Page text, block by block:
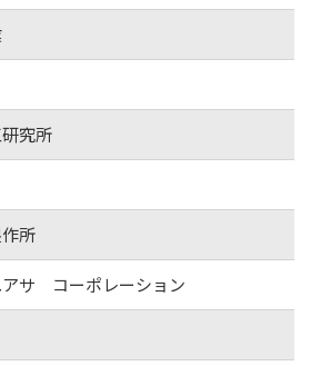
究所
所
アサ コーポレーション